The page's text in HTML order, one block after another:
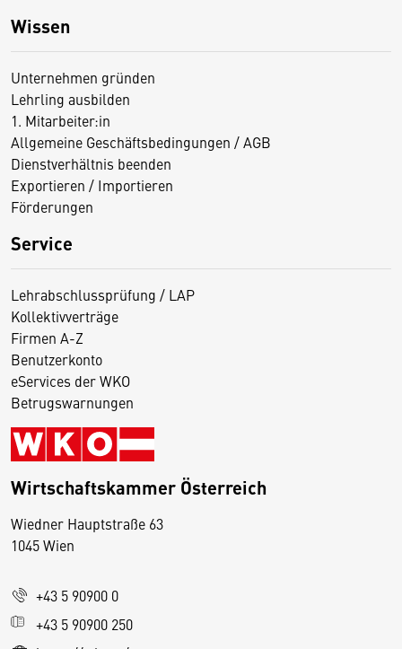
Wissen
Unternehmen gründen
Lehrling ausbilden
1. Mitarbeiter:in
Allgemeine Geschäftsbedingungen / AGB
Dienstverhältnis beenden
Exportieren / Importieren
Förderungen
Service
Lehrabschlussprüfung / LAP
Kollektivverträge
Firmen A-Z
Benutzerkonto
eServices der WKO
Betrugswarnungen
Wirtschaftskammer Österreich
Wiedner Hauptstraße 63
1045 Wien
+43 5 90900 0
+43 5 90900 250
D
s
e